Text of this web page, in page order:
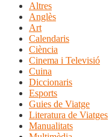
Altres
Anglès
Art
Calendaris
Ciència
Cinema i Televisió
Cuina
Diccionaris
Esports
Guies de Viatge
Literatura de Viatges
Manualitats